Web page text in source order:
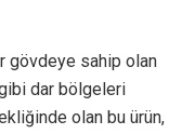
gövdeye sahip olan
dar bölgeleri
olan bu ürün,